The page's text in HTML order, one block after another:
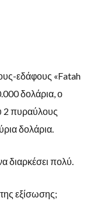
εδάφους «Fatah
δολάρια, ο
2 πυραύλους
δολάρια.
διαρκέσει πολύ.
εξίσωσης;